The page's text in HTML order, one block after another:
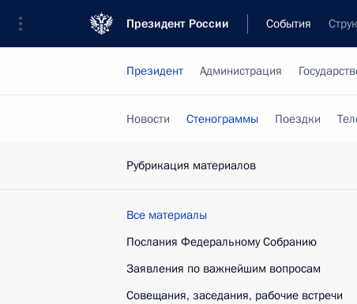
Президент России События
Президент Администрация
Новости Стенограммы Поездки
Рубрикация материалов
Все материалы
Послания Федеральному Собранию
Заявления по важнейшим вопросам
Совещания, заседания, рабочие встречи